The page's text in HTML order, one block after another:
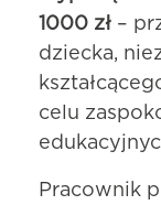
1000 zł –
dziecka,
celu
Pracownik